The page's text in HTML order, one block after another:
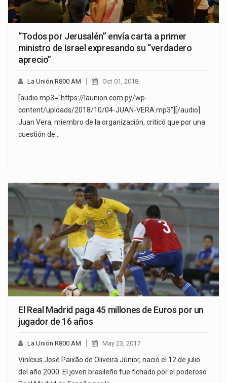
“Todos por Jerusalén” envía carta a primer
ministro de Israel expresando su “verdadero
aprecio”
La Unión R800 AM Oct 01, 2018
[audio mp3="https://launion.com.py/wp-
content/uploads/2018/10/04-JUAN-VERA.mp3"][/audio]
Juan Vera, miembro de la organización, criticó que por una
cuestión de…
El Real Madrid paga 45 millones de Euros por un
jugador de 16 años
La Unión R800 AM May 23, 2017
Vinícius José Paixão de Oliveira Júnior, nació el 12 de julio
del año 2000. El joven brasileño fue fichado por el poderoso